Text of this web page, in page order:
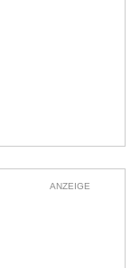
ANZEIGE